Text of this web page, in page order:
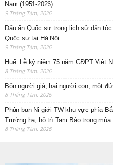
Nam (1951-2026)
9 Tháng Tám, 2026
Dấu ấn Quốc sư trong lịch sử dân
Quốc sư tại Hà Nội
9 Tháng Tám, 2026
Huế: Lễ kỷ niệm 75 năm GĐPT Việt
8 Tháng Tám, 2026
Bốn người già, hai người con, một
8 Tháng Tám, 2026
Phân ban Ni giới TW khu vực phía
Trường hạ, hộ trì Tam Bảo trong mùa
8 Tháng Tám, 2026